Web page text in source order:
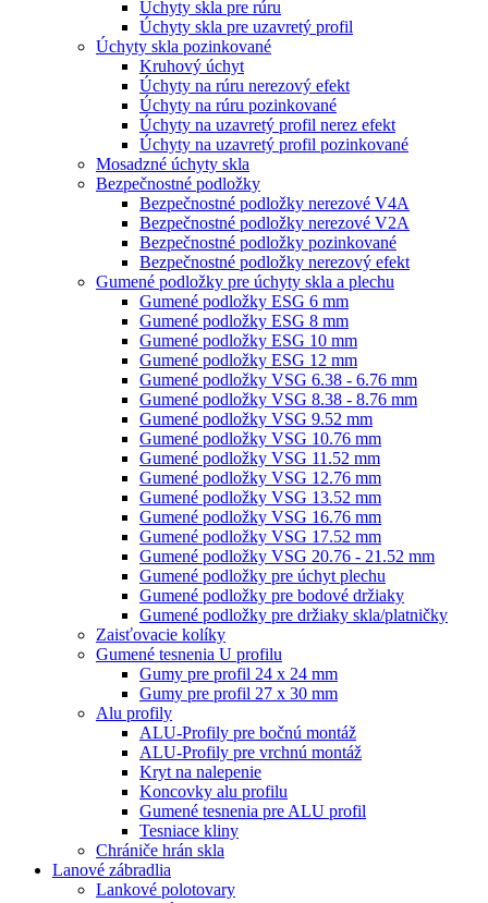
Úchyty skla pre rúru
Úchyty skla pre uzavretý profil
Úchyty skla pozinkované
Kruhový úchyt
Úchyty na rúru nerezový efekt
Úchyty na rúru pozinkované
Úchyty na uzavretý profil nerez efekt
Úchyty na uzavretý profil pozinkované
Mosadzné úchyty skla
Bezpečnostné podložky
Bezpečnostné podložky nerezové V4A
Bezpečnostné podložky nerezové V2A
Bezpečnostné podložky pozinkované
Bezpečnostné podložky nerezový efekt
Gumené podložky pre úchyty skla a plechu
Gumené podložky ESG 6 mm
Gumené podložky ESG 8 mm
Gumené podložky ESG 10 mm
Gumené podložky ESG 12 mm
Gumené podložky VSG 6.38 - 6.76 mm
Gumené podložky VSG 8.38 - 8.76 mm
Gumené podložky VSG 9.52 mm
Gumené podložky VSG 10.76 mm
Gumené podložky VSG 11.52 mm
Gumené podložky VSG 12.76 mm
Gumené podložky VSG 13.52 mm
Gumené podložky VSG 16.76 mm
Gumené podložky VSG 17.52 mm
Gumené podložky VSG 20.76 - 21.52 mm
Gumené podložky pre úchyt plechu
Gumené podložky pre bodové držiaky
Gumené podložky pre držiaky skla/platničky
Zaisťovacie kolíky
Gumené tesnenia U profilu
Gumy pre profil 24 x 24 mm
Gumy pre profil 27 x 30 mm
Alu profily
ALU-Profily pre bočnú montáž
ALU-Profily pre vrchnú montáž
Kryt na nalepenie
Koncovky alu profilu
Gumené tesnenia pre ALU profil
Tesniace kliny
Chrániče hrán skla
Lanové zábradlia
Lankové polotovary